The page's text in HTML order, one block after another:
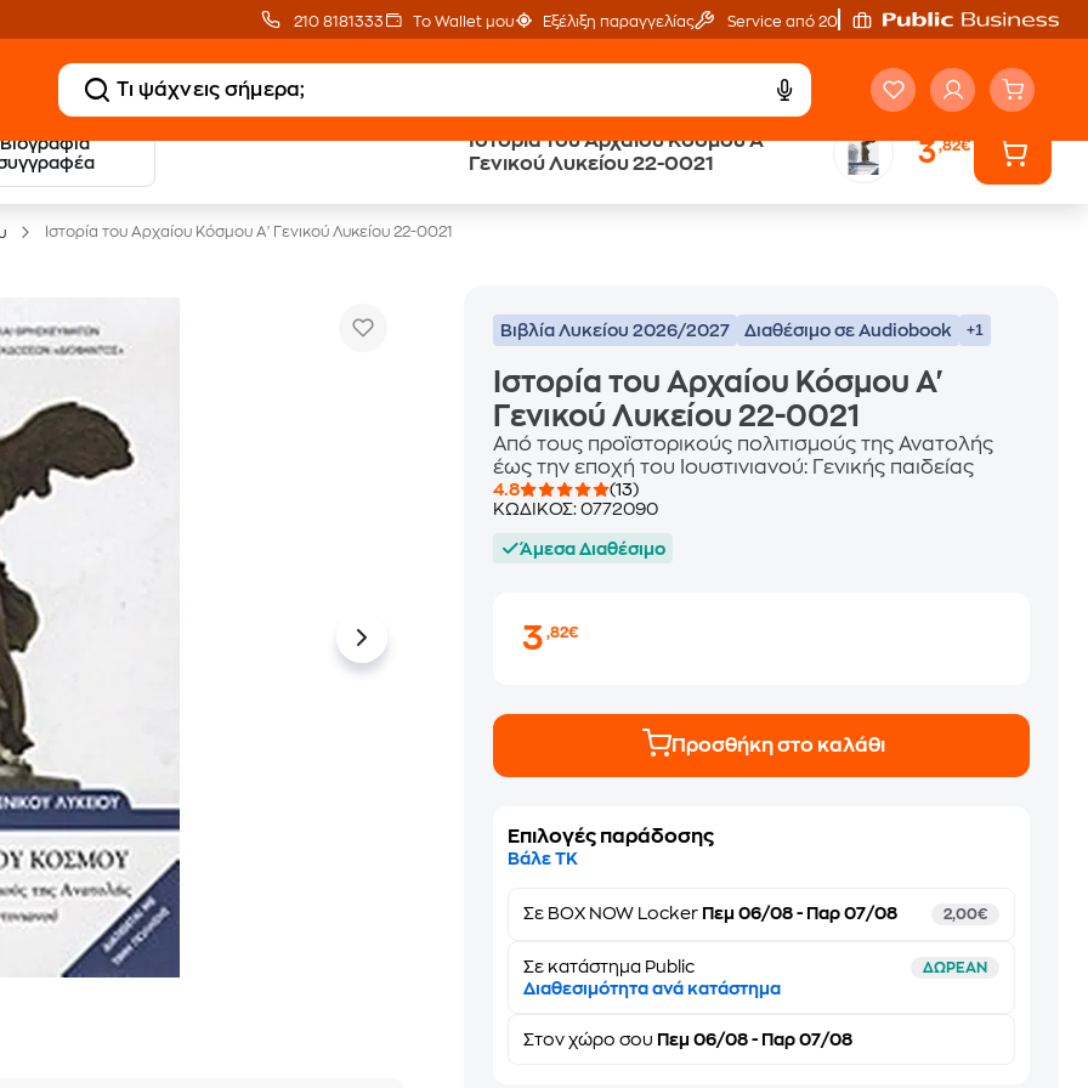
210 8181333 Το Wallet μου Εξέλιξη παραγγελίας Service από 20'
Βιογραφία
Ιστορία του Αρχαίου Κόσμου Α'
Γενικού Λυκείου 22-0021
3,82€
20 € Public επιστροφή
με Snappi
Δωρεάν Μεταφορικά Έλα στον κόσμο
Ιστορία του Αρχαίου Κόσμου Α' Γενικού Λυκείου 22-0021
Βιβλία Λυκείου 2026/2027 Διαθέσιμο σε Audiobook +1
Ιστορία του Αρχαίου Κόσμου Α'
Γενικού Λυκείου 22-0021
Από τους προϊστορικούς πολιτισμούς της Ανατολής
έως την εποχή του Ιουστινιανού: Γενικής παιδείας
4.8
(13)
ΚΩΔΙΚΟΣ:0772090
Άμεσα Διαθέσιμο
3,82€
Προσθήκη στο καλάθι
Επιλογές παράδοσης
Βάλε ΤΚ
Σε BOX NOW Locker Πεμ 06/08 - Παρ 07/08 2,00€
Σε κατάστημα Public ΔΩΡΕΑΝ
Διαθεσιμότητα ανά κατάστημα
Στονχώρο σου Πεμ 06/08 - Παρ 07/08